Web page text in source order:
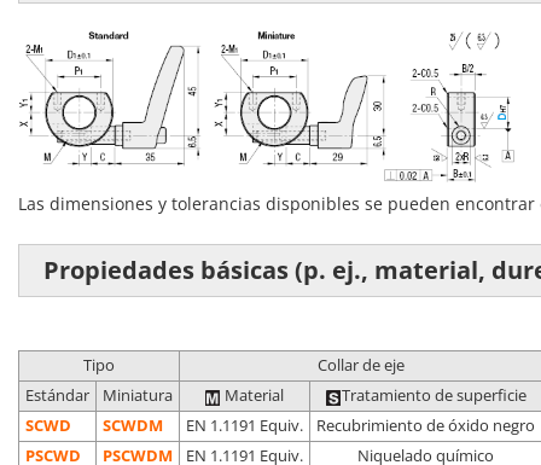
Las dimensiones y tolerancias disponibles se pueden
Propiedades básicas (p. ej., material,
Tipo
Collar de eje
Estándar
Miniatura Material
Tratamiento de superficie
SCWD
SCWDM EN 1.1191 Equiv.
Recubrimiento de óxido negro
PSCWD PSCWDM EN 1.1191 Equiv.
Niquelado químico